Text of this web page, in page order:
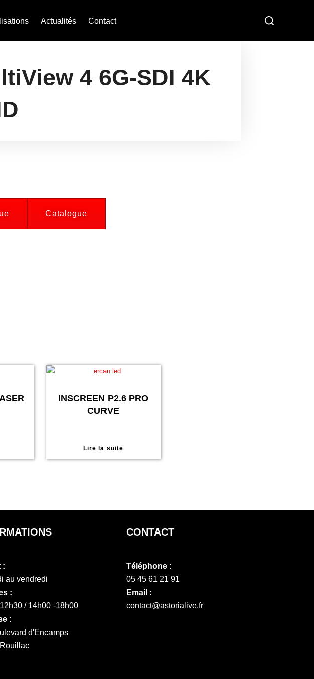
Actualités Contact
4 6G-SDI 4K
Catalogue
INSCREEN P2.6 PRO
CURVE
Lire la suite
:
au vendredi
:
/ 14h00 -18h00
:
d'Encamps
CONTACT
Téléphone :
05 45 61 21 91
Email :
contact@astorialive.fr